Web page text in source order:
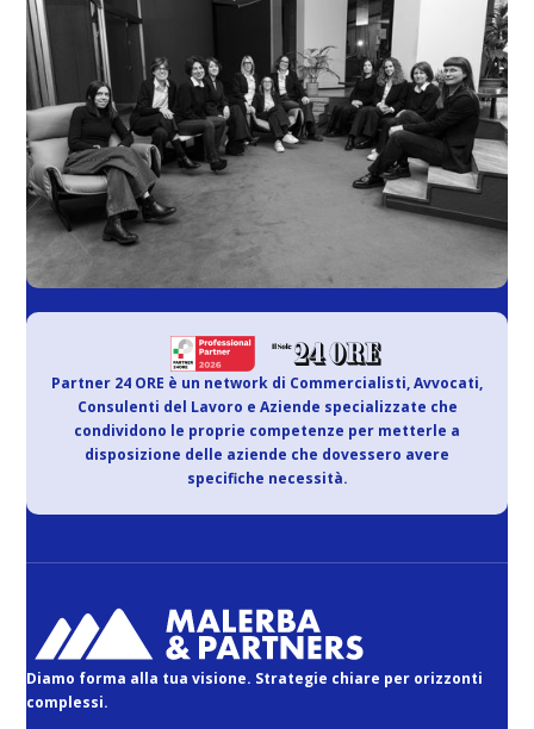
Partner 24 ORE è un network di Commercialisti, Avvocati,
Consulenti del Lavoro e Aziende specializzate che
condividono le proprie competenze per metterle a
disposizione delle aziende che dovessero avere
specifiche necessità.
Diamo forma alla tua visione. Strategie chiare per orizzonti
complessi.